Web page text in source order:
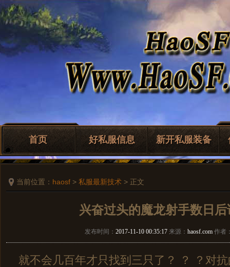
首页 好私服信息 新开私服装备
当前位置： haosf > 私服最新技术 > 正文
兴奋过头的魔龙射手数日后
发布时间： 2017-11-10 00:35:17 来源： haosf.com 作者
就不会几百年才只找到三只了？ ？ ？对